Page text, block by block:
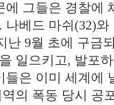
에 그들은 경찰에
나베드 마쉬(32)
난 9월 초에 구금
일으키고, 발포
들은 이미 세계에
의 폭동 당시 공